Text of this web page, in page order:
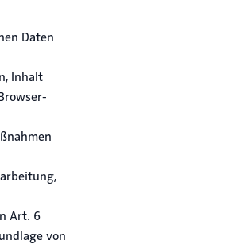
Daten
Inhalt
Art. 6
von